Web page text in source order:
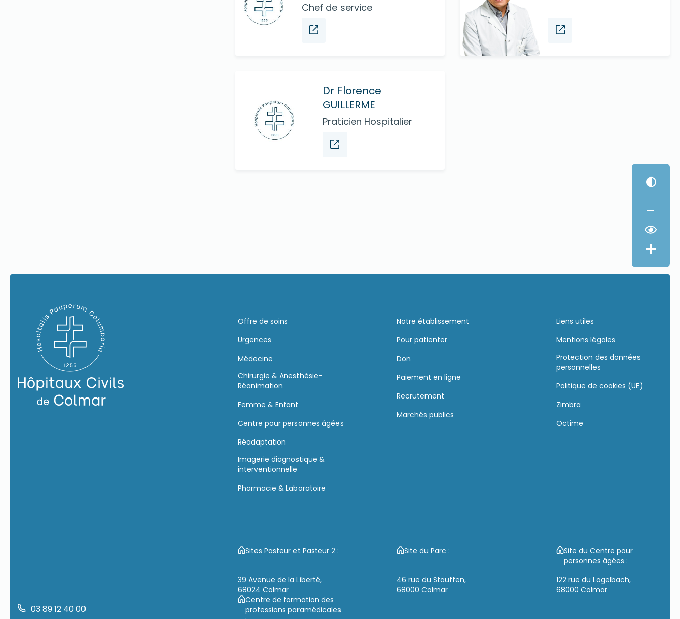
Chef de service
Dr Florence
GUILLERME
Praticien Hospitalier
Offre de soins
Urgences
Médecine
Chirurgie & Anesthésie-
Réanimation
Femme & Enfant
Centre pour personnes âgées
Réadaptation
Imagerie diagnostique &
interventionnelle
Pharmacie & Laboratoire
Notre établissement
Pour patienter
Don
Paiement en ligne
Recrutement
Marchés publics
Liens utiles
Mentions légales
Protection des données
personnelles
Politique de cookies (UE)
Zimbra
Octime
03 89 12 40 00
Sites Pasteur et Pasteur 2 :
39 Avenue de la Liberté,
68024 Colmar
Site du Parc :
46 rue du Stauffen,
68000 Colmar
Site du Centre pour
personnes âgées :
122 rue du Logelbach,
68000 Colmar
Centre de formation des
professions paramédicales
-
+